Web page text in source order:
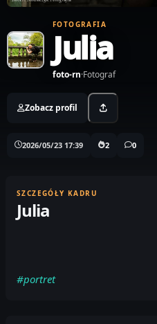
FOTOGRAFIA
Julia
foto-rn·Fotograf
Zobacz profil
2026/05/23 17:39 2 0
SZCZEGÓŁY KADRU
Julia
#portret